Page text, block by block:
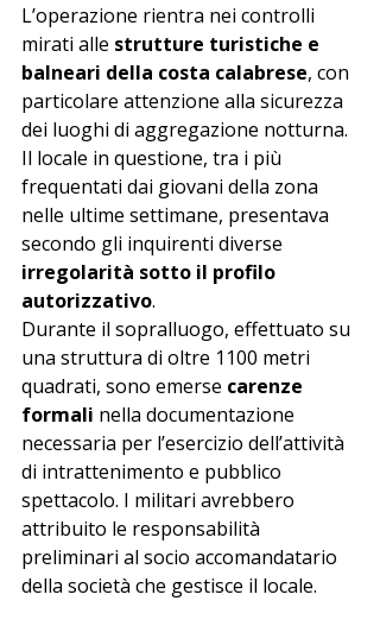
L’operazione rientra nei controlli
mirati alle strutture turistiche e
balneari della costa calabrese, con
particolare attenzione alla sicurezza
dei luoghi di aggregazione notturna.
Il locale in questione, tra i più
frequentati dai giovani della zona
nelle ultime settimane, presentava
secondo gli inquirenti diverse
irregolarità sotto il profilo
autorizzativo.
Durante il sopralluogo, effettuato su
una struttura di oltre 1100 metri
quadrati, sono emerse carenze
formali nella documentazione
necessaria per l’esercizio dell’attività
di intrattenimento e pubblico
spettacolo. I militari avrebbero
attribuito le responsabilità
preliminari al socio accomandatario
della società che gestisce il locale.